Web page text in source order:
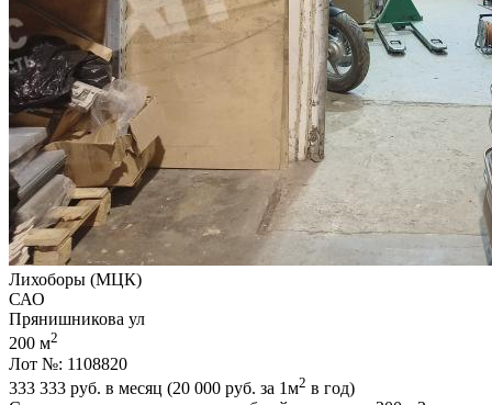
Лихоборы (МЦК)
САО
Прянишникова ул
200 м2
Лот №: 1108820
333 333 руб. в месяц (20 000 руб. за 1м2 в год)